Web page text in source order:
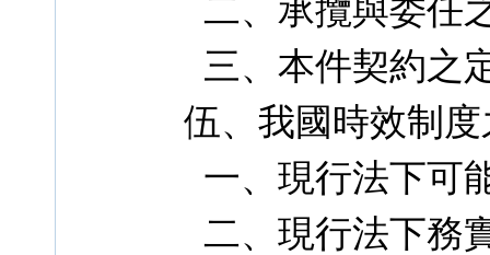
二、承攬與委任
三、本件契約之
伍、我國時效制
一、現行法下可
二、現行法下務